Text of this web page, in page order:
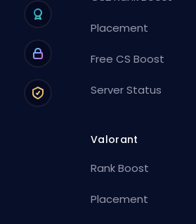
Placement
Free CS Boost
Server Status
Valorant
Rank Boost
Placement